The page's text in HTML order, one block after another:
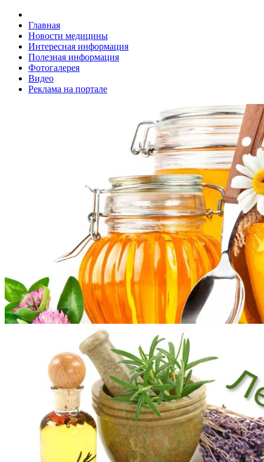
Главная
Новости медицины
Интересная информация
Полезная информация
Фотогалерея
Видео
Реклама на портале